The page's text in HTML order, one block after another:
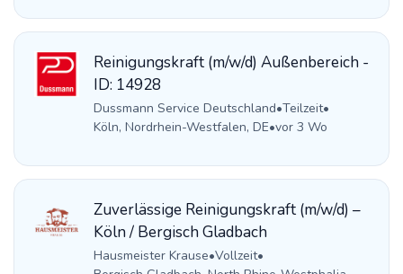
Reinigungskraft (m/w/d) Außenbereich -
ID: 14928
Dussmann Service Deutschland•Teilzeit•
Köln, Nordrhein-Westfalen, DE•vor 3 Wo
Zuverlässige Reinigungskraft (m/w/d) –
Köln / Bergisch Gladbach
Hausmeister Krause•Vollzeit•